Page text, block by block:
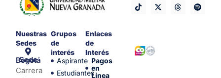
Nuestras
Sedes
Sede Bogotá
Carrera
Grupos
de
interés
Aspirante
Estudiantes
Enlaces
de
Interés
Pagos
en
Línea